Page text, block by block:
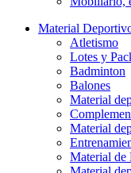
Material
Atletismo
Lotes y
Badminton
Balones
Material
Material
Material de